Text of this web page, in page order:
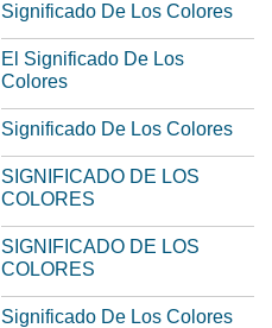
Significado De Los Colores
El Significado De Los
Colores
Significado De Los Colores
SIGNIFICADO DE LOS
COLORES
SIGNIFICADO DE LOS
COLORES
Significado De Los Colores